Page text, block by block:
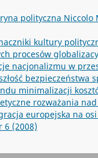
polityczna Niccolo
kultury
procesów
nacjonalizmu w
bezpieczeństwa
minimalizacji
rozważania
europejska na
6 (2008)